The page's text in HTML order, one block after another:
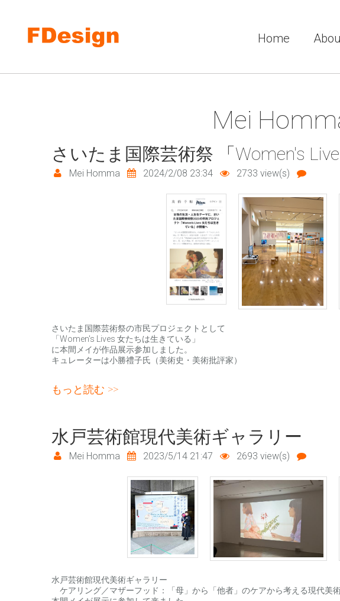
Home
Mei
さいたま国際芸術祭 「Women's
Mei Homma 2024/2/08 23:34 2733 view(s)
さいたま国際芸術祭の市民プロジェクトとして
「Women's Lives 女たちは生きている」
に本間メイが作品展示参加しました。
キュレーターは小勝禮子氏（美術史・美術批評家）
さいたま国際芸術祭 「women's lives 女たちは生きている」
もっと読む
水戸芸術館現代美術ギャラリー
Mei Homma 2023/5/14 21:47 2693 view(s)
水戸芸術館現代美術ギャラリー
ケアリング／マザーフッド：「母」から「他者」のケアから考える現代美術